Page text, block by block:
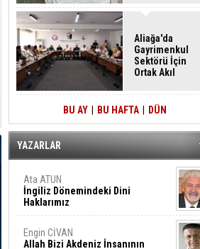
Aliağa'da
Gayrimenkul
Sektörü İçin
Ortak Akıl
BU AY BU HAFTA DÜN
YAZARLAR
Ata ATUN
İngiliz Dönemindeki Dini
Haklarımız
Engin CİVAN
Allah Bizi Akdeniz İnsanının